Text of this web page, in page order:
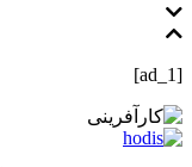
[ad_1]